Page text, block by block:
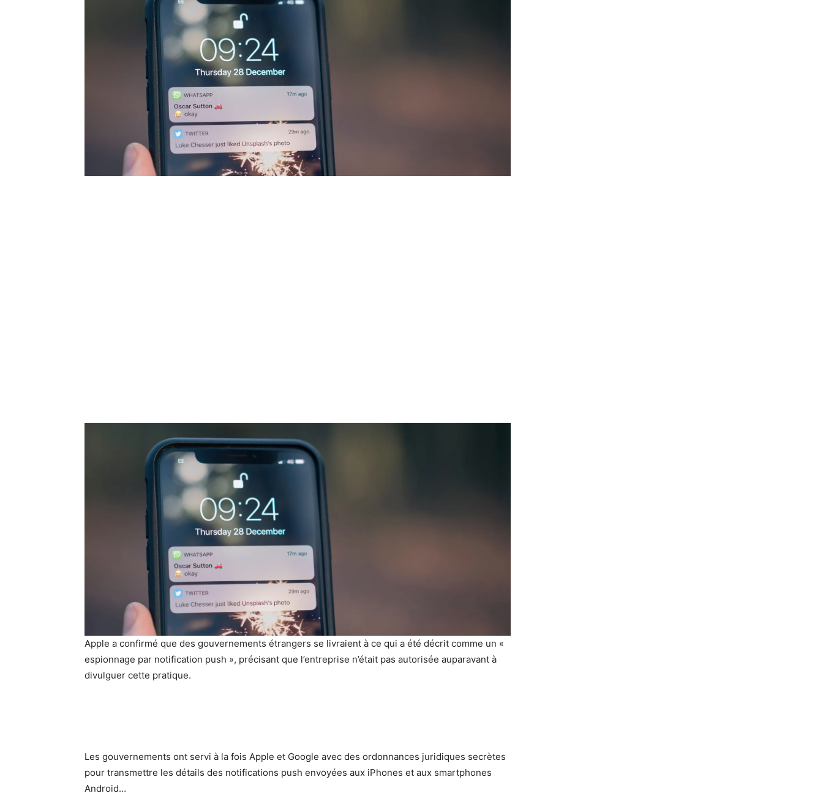
Apple a confirmé que des gouvernements étrangers se livraient à ce qui a été décrit comme un «
espionnage par notification push », précisant que l’entreprise n’était pas autorisée auparavant à
divulguer cette pratique.
Les gouvernements ont servi à la fois Apple et Google avec des ordonnances juridiques secrètes
pour transmettre les détails des notifications push envoyées aux iPhones et aux smartphones
Android…